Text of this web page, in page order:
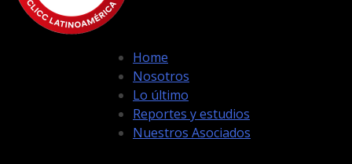
Home
Nosotros
Lo último
Reportes y estudios
Nuestros Asociados